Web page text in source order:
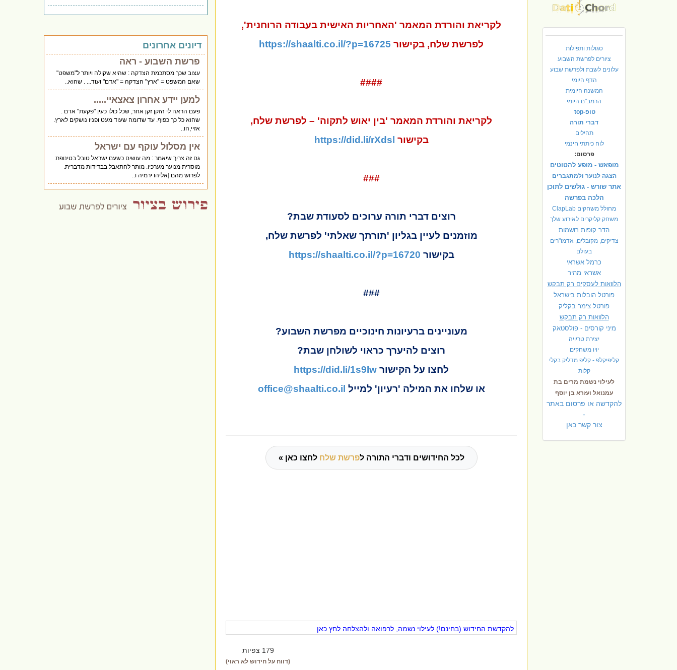
סגולות ותפילות
ציורים לפרשת השבוע
עלונים לשבת ולפרשת שבוע
הדף היומי
המשנה היומית
הרמב"ם היומי
טופ-top
דברי תורה
תהילים
לוח כיתתי חינמי
פרסום:
מופאש - מופע להטוטים
הצגה לנוער ולמתגברים
אתר שורש - גולשים לתוכן
הלכה בפרשה
מחולל משחקים ClapLab
משחק קליקרים לאירוע שלך
הדר קופות רושמות
צדיקים, מקובלים, אדמו"רים
בעולם
כרמל אשראי
אשראי מהיר
הלוואות לעסקים רק תבקש
פורטל הובלות בישראל
פורטל צימר בקליק
הלוואות רק תבקש
מיני קורסים - פולסטאק
יצירת טריויה
יויו משחקים
קליפיקלפ - קליפ מדליק בקלי
קלות
לעילוי נשמת מרים בת
עמנואל ועזרא בן יוסף
להקדשה או פרסום באתר
-
צור קשר כאן
לקריאת והורדת המאמר 'האחריות האישית בעבודה הרוחנית',
לפרשת שלח, בקישור https://shaalti.co.il/?p=16725
####
לקריאת והורדת המאמר 'בין יאוש לתקוה' – לפרשת שלח,
בקישור https://did.li/rXdsl
###
רוצים דברי תורה ערוכים לסעודת שבת?
מוזמנים לעיין בגליון 'תורתך שאלתי' לפרשת שלח,
בקישור https://shaalti.co.il/?p=16720
###
מעוניינים ברעיונות חינוכיים מפרשת השבוע?
רוצים להיערך כראוי לשולחן שבת?
לחצו על הקישור https://did.li/1s9Iw
או שלחו את המילה 'רעיון' למייל office@shaalti.co.il
לכל החידושים ודברי התורה לפרשת שלח לחצו כאן »
להקדשת החידוש (בחינם!) לעילוי נשמה, לרפואה ולהצלחה לחץ כאן
179 צפיות
(דווח על חידוש לא ראוי)
דיונים אחרונים
פרשת השבוע - ראה
עצוב שכך מסתכמת הצדקה : שהיא שקולה ויותר ל"משפט"
שאם המשפט = "ארץ" הצדקה = "אדם" ועוד... . שהוא..
למען יידע אחרון צאצאיי.....
פעם הראה לי הזקן זקן אחר, שכל כולו כעין "פקעת" אדם .
שהוא כל כך כפוף. עד שדומה שעוד מעט ופניו נושקים לארץ.
אזיי,הו..
אין מסלול עוקף עם ישראל
גם זה צריך שיאמר : מה עושים כשעם ישראל טובל בטינופת
מוסרית מנוער מערכיו. מותר להתאבל בבדידות מדברית.
לפרוש מהם [אליהו ירמיה ו..